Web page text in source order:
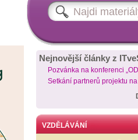
Nejnovější články z
Pozvánka na konferenci
Setkání partnerů projektu
VZDĚLÁVÁNÍ